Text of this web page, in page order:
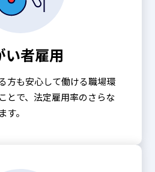
い者雇用
方も安心して働ける職場環
とで、法定雇用率のさらな
。